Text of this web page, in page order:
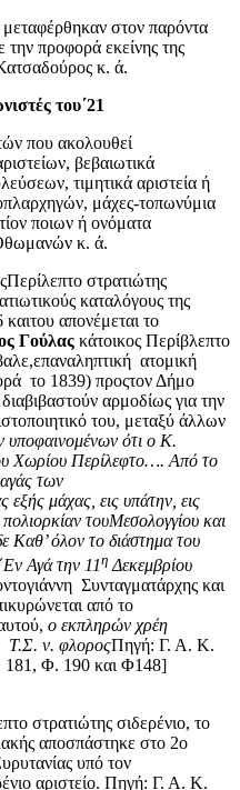
στον παρόντα
προφορά εκείνης της
κ. ά.
του΄21
που ακολουθεί
βεβαιωτικά
τιμητικά αριστεία ή
μάχες-τοπωνύμια
ποιων ή ονόματα
κ. ά.
στρατιώτης
καταλόγους της
απονέμεται το
Γούλας κάτοικος Περίβλεπτo
ατομική
το 1839) προςτον Δήμο
αρμοδίως για την
του, μεταξύ άλλων
υποφαινομένων ότι ο Κ.
Χωρίου Περίλεφτο…. Από το
των
εξής μάχας, εις υπάτην, εις
τουΜεσολογγίου και
Καθ’ όλον το διάστημα του
Αγά την 11η Δεκεμβρίου
Συνταγματάρχης και
από το
ο εκπληρών χρέη
Τ.Σ. ν. φλοροςΠηγή: Γ. Α. Κ.
Φ. 181, Φ. 190 και Φ148]
στρατιώτης σιδερένιο, το
αποσπάστηκε στο 2ο
υπό τον
αριστείο. Πηγή: Γ. Α. Κ.